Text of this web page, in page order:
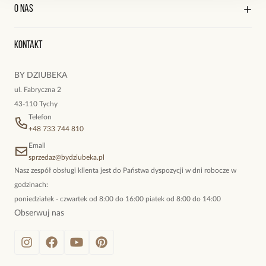
Reklamacje i zwroty
Edycja profilu
O nas
Oryginalne naszyjniki, topowe bransoletki, okazałe kolczyki,
Kontakt
BY DZIUBEKA
ul. Fabryczna 2
43-110 Tychy
Telefon
+48 733 744 810
Email
sprzedaz@bydziubeka.pl
Nasz zespół obsługi klienta jest do Państwa dyspozycji w dni robocze w
godzinach:
poniedziałek - czwartek od 8:00 do 16:00 piatek od 8:00 do 14:00
Obserwuj nas